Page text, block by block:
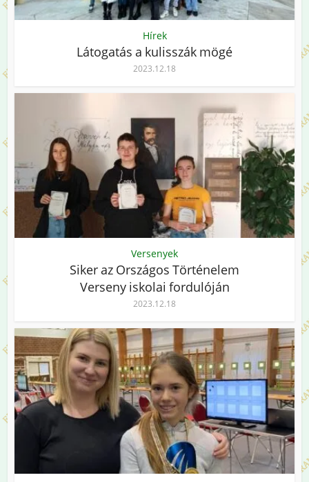
Hírek
Látogatás a kulisszák mögé
2023.12.18
Versenyek
Siker az Országos Történelem
Verseny iskolai fordulóján
2023.12.18